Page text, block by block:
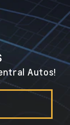
Autos!